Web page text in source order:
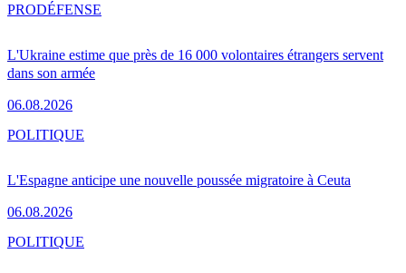
L'Ukraine estime que près de 16 000 volontaires étrangers servent
dans son armée
06.08.2026
PRODÉFENSE
L'Espagne anticipe une nouvelle poussée migratoire à Ceuta
06.08.2026
POLITIQUE
POLITIQUE